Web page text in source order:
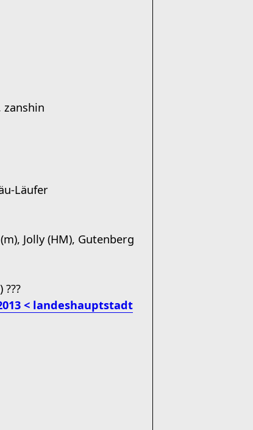
zanshin
Läufer
Jolly (HM), Gutenberg
< landeshauptstadt